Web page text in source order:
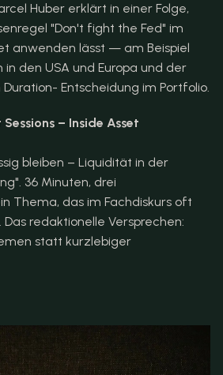
Huber erklärt in einer Folge,
"Don't fight the Fed" im
anwenden lässt — am Beispiel
den USA und Europa und der
Entscheidung im Portfolio.
– Inside Asset
bleiben – Liquidität in der
36 Minuten, drei
Thema, das im Fachdiskurs oft
redaktionelle Versprechen:
statt kurzlebiger